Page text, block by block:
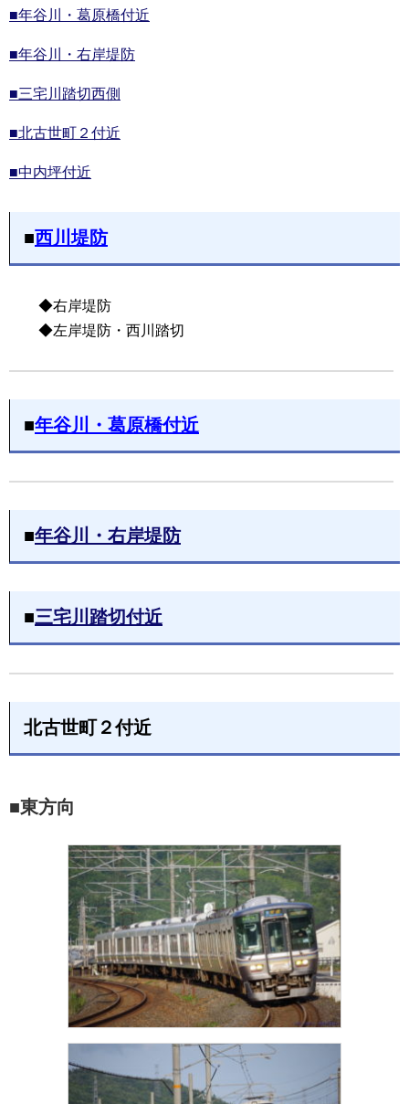
■年谷川・葛原橋付近
■年谷川・右岸堤防
■三宅川踏切西側
■北古世町２付近
■中内坪付近
■西川堤防
◆右岸堤防
◆左岸堤防・西川踏切
■年谷川・葛原橋付近
■年谷川・右岸堤防
■三宅川踏切付近
北古世町２付近
■東方向